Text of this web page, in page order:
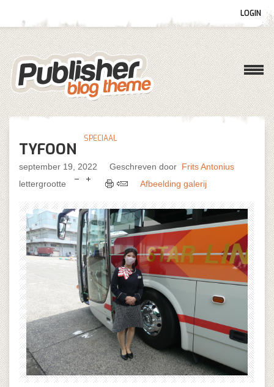
LOGIN
TYFOON
SPECIAAL
september 19, 2022 Geschreven door Frits Antonius
lettergrootte
Afbeelding galerij
Gebruikersnaam
Wachtwoord
Wachtwoord vergeten?
Gebruikersnaam vergeten?
Log in with Facebook